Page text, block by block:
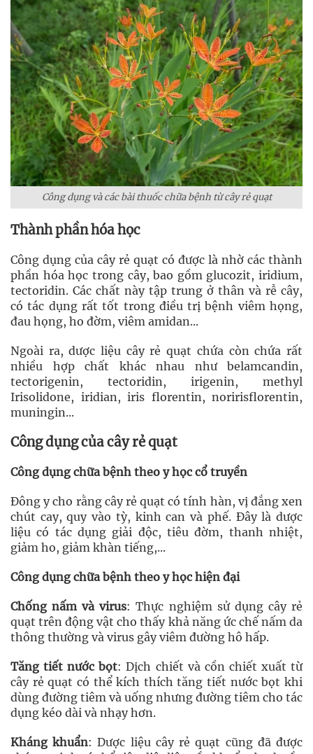
Công dụng và các bài thuốc chữa bệnh từ cây rẻ quạt
Thành phần hóa học
Công dụng của cây rẻ quạt có được là nhờ các thành
phần hóa học trong cây, bao gồm glucozit, iridium,
tectoridin. Các chất này tập trung ở thân và rễ cây,
có tác dụng rất tốt trong điều trị bệnh viêm họng,
đau họng, ho đờm, viêm amidan...
Ngoài ra, dược liệu cây rẻ quạt chứa còn chứa rất
nhiều hợp chất khác nhau như belamcandin,
tectorigenin, tectoridin, irigenin, methyl
Irisolidone, iridian, iris florentin, noririsflorentin,
muningin...
Công dụng của cây rẻ quạt
Công dụng chữa bệnh theo y học cổ truyền
Đông y cho rằng cây rẻ quạt có tính hàn, vị đắng xen
chút cay, quy vào tỳ, kinh can và phế. Đây là dược
liệu có tác dụng giải độc, tiêu đờm, thanh nhiệt,
giảm ho, giảm khàn tiếng,...
Công dụng chữa bệnh theo y học hiện đại
Chống nấm và virus: Thực nghiệm sử dụng cây rẻ
quạt trên động vật cho thấy khả năng ức chế nấm da
thông thường và virus gây viêm đường hô hấp.
Tăng tiết nước bọt: Dịch chiết và cồn chiết xuất từ
cây rẻ quạt có thể kích thích tăng tiết nước bọt khi
dùng đường tiêm và uống nhưng đường tiêm cho tác
dụng kéo dài và nhạy hơn.
Kháng khuẩn: Dược liệu cây rẻ quạt cũng đã được